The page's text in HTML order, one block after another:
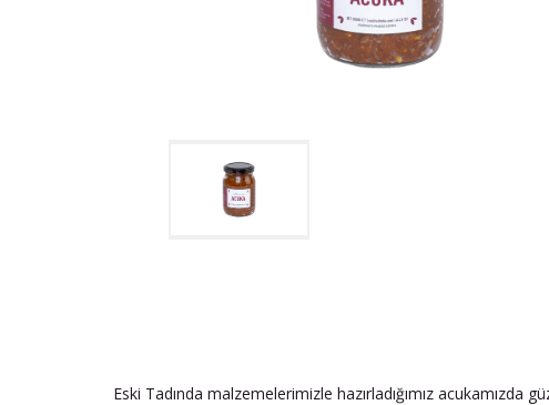
Eski Tadında malzemelerimizle hazırladığımız acukamızda